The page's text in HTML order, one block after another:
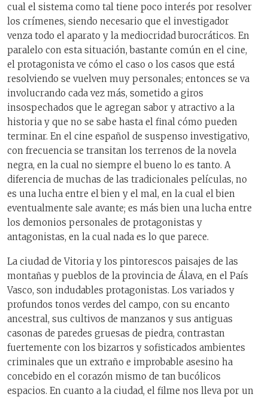
cual el sistema como tal tiene poco interés por resolver
los crímenes, siendo necesario que el investigador
venza todo el aparato y la mediocridad burocráticos. En
paralelo con esta situación, bastante común en el cine,
el protagonista ve cómo el caso o los casos que está
resolviendo se vuelven muy personales; entonces se va
involucrando cada vez más, sometido a giros
insospechados que le agregan sabor y atractivo a la
historia y que no se sabe hasta el final cómo pueden
terminar. En el cine español de suspenso investigativo,
con frecuencia se transitan los terrenos de la novela
negra, en la cual no siempre el bueno lo es tanto. A
diferencia de muchas de las tradicionales películas, no
es una lucha entre el bien y el mal, en la cual el bien
eventualmente sale avante; es más bien una lucha entre
los demonios personales de protagonistas y
antagonistas, en la cual nada es lo que parece.
La ciudad de Vitoria y los pintorescos paisajes de las
montañas y pueblos de la provincia de Álava, en el País
Vasco, son indudables protagonistas. Los variados y
profundos tonos verdes del campo, con su encanto
ancestral, sus cultivos de manzanos y sus antiguas
casonas de paredes gruesas de piedra, contrastan
fuertemente con los bizarros y sofisticados ambientes
criminales que un extraño e improbable asesino ha
concebido en el corazón mismo de tan bucólicos
espacios. En cuanto a la ciudad, el filme nos lleva por un